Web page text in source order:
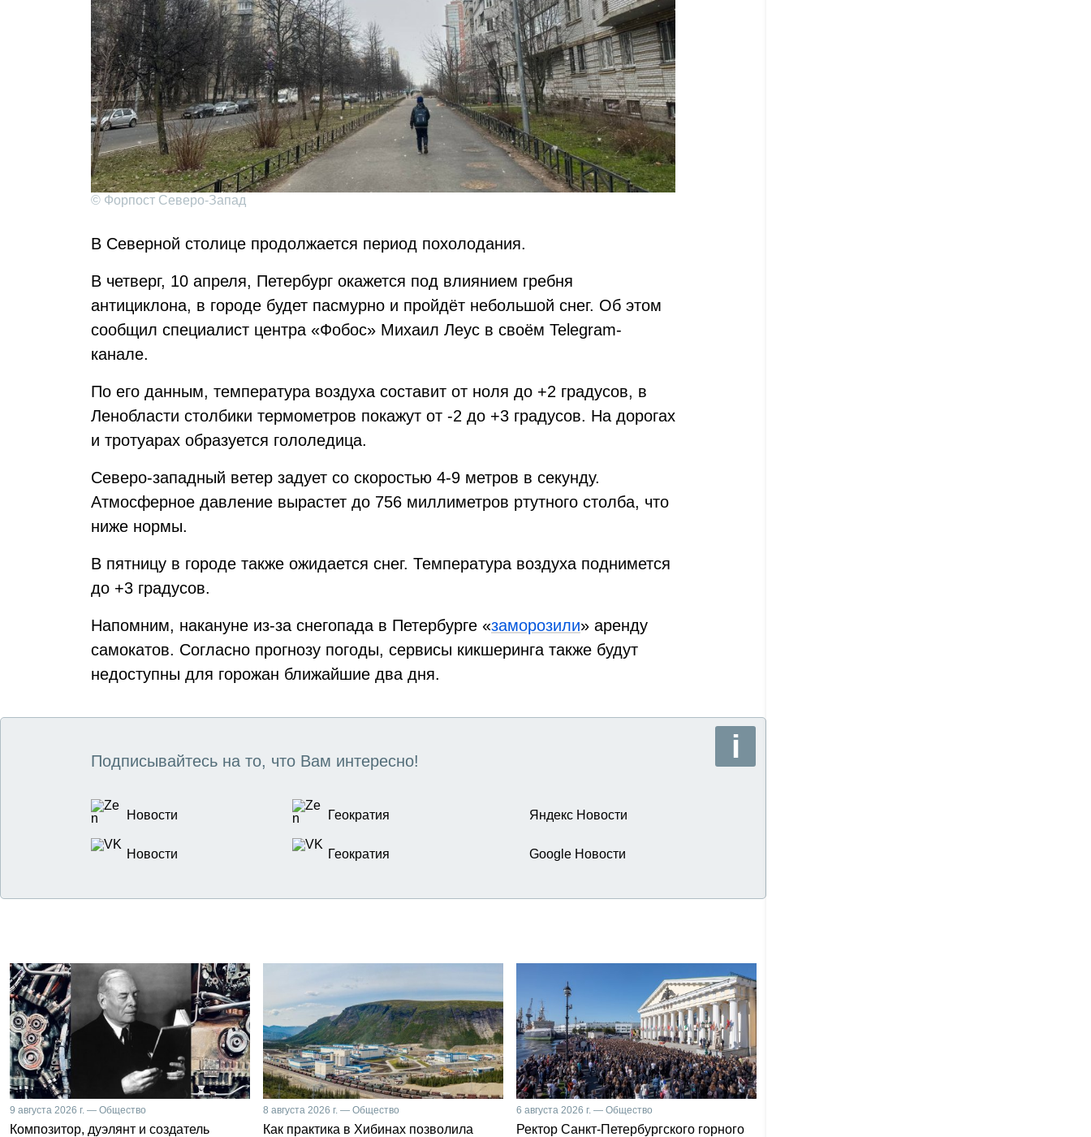
© Форпост Северо-Запад
В Северной столице продолжается период похолодания.
В четверг, 10 апреля, Петербург окажется под влиянием гребня
антициклона, в городе будет пасмурно и пройдёт небольшой снег. Об этом
сообщил специалист центра «Фобос» Михаил Леус в своём Telegram-
канале.
По его данным, температура воздуха составит от ноля до +2 градусов, в
Ленобласти столбики термометров покажут от -2 до +3 градусов. На дорогах
и тротуарах образуется гололедица.
Северо-западный ветер задует со скоростью 4-9 метров в секунду.
Атмосферное давление вырастет до 756 миллиметров ртутного столба, что
ниже нормы.
В пятницу в городе также ожидается снег. Температура воздуха поднимется
до +3 градусов.
Напомним, накануне из-за снегопада в Петербурге «заморозили» аренду
самокатов. Согласно прогнозу погоды, сервисы кикшеринга также будут
недоступны для горожан ближайшие два дня.
Подписывайтесь на то, что Вам интересно!
Новости Геократия Яндекс Новости
Новости Геократия Google Новости
9 августа 2026 г. — Общество
Композитор, дуэлянт и создатель
8 августа 2026 г. — Общество
Как практика в Хибинах позволила
6 августа 2026 г. — Общество
Ректор Санкт-Петербургского горного